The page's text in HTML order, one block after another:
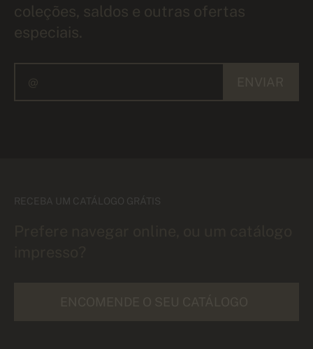
coleções, saldos e outras ofertas
especiais.
RECEBA UM CATÁLOGO GRÁTIS